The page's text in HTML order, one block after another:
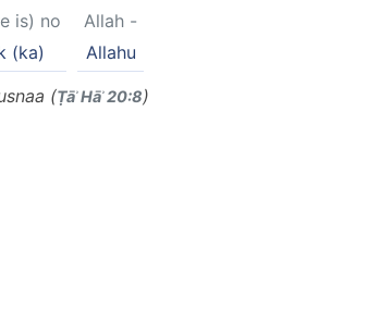
Allah -
Allahu
is) no
(ka)
(Ṭāʾ Hāʾ 20:8)